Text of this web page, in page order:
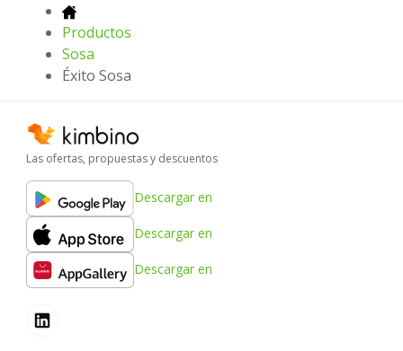
Productos
Sosa
Éxito Sosa
Las ofertas, propuestas y descuentos
Descargar en
Descargar en
Descargar en